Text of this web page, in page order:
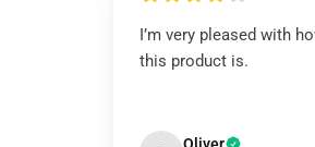
I’m very pleased with
this product is.